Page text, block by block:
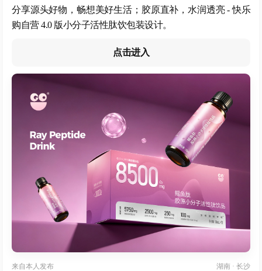
分享源头好物，畅想美好生活；胶原直补，水润透亮 - 快乐
购自营 4.0 版小分子活性肽饮包装设计。
点击进入
来自本人发布 湖南 · 长沙